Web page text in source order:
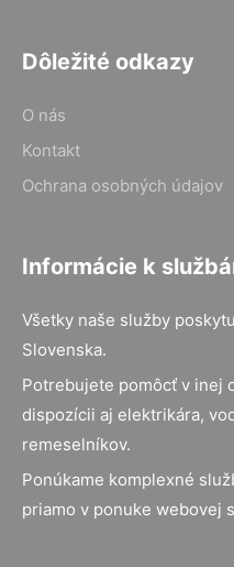
Dôležité odkazy
O nás
Kontakt
Ochrana osobných údajov
Informácie k
Všetky naše služby
Slovenska.
Potrebujete pomôcť v inej
dispozícii aj elektrikára,
remeselníkov.
Ponúkame komplexné
priamo v ponuke webovej